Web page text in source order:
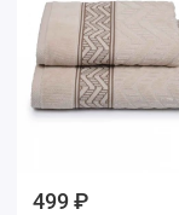
499 ₽